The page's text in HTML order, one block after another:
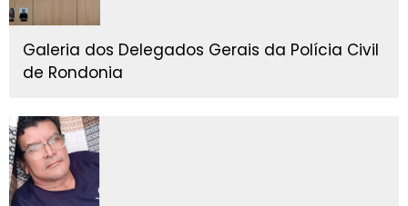
Galeria dos Delegados Gerais da Polícia Civil
de Rondonia